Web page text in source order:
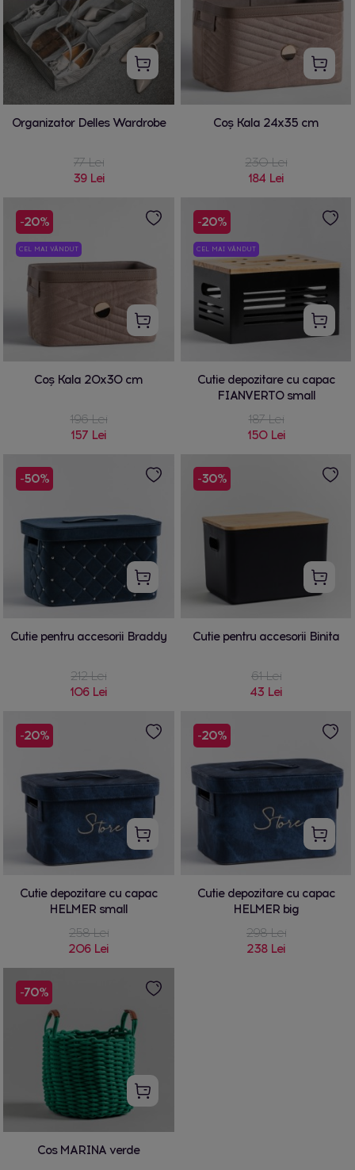
Organizator Delles Wardrobe
77 Lei
39 Lei
Coș Kala 24x35 cm
230 Lei
184 Lei
-20%
CEL MAI VÂNDUT
Coș Kala 20x30 cm
196 Lei
157 Lei
-20%
CEL MAI VÂNDUT
Cutie depozitare cu capac
FIANVERTO small
187 Lei
150 Lei
-50%
Cutie pentru accesorii Braddy
212 Lei
106 Lei
-30%
Cutie pentru accesorii Binita
61 Lei
43 Lei
-20%
Cutie depozitare cu capac
HELMER small
258 Lei
206 Lei
-20%
Cutie depozitare cu capac
HELMER big
298 Lei
238 Lei
-70%
Cos MARINA verde